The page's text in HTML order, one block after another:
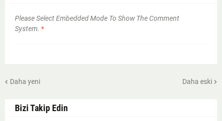
Please Select Embedded Mode To Show The Comment
System. *
Daha yeni Daha eski
Bizi Takip Edin